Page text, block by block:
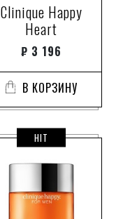
Clinique Happy
Heart
₽ 3 196
В КОРЗИНУ
HIT